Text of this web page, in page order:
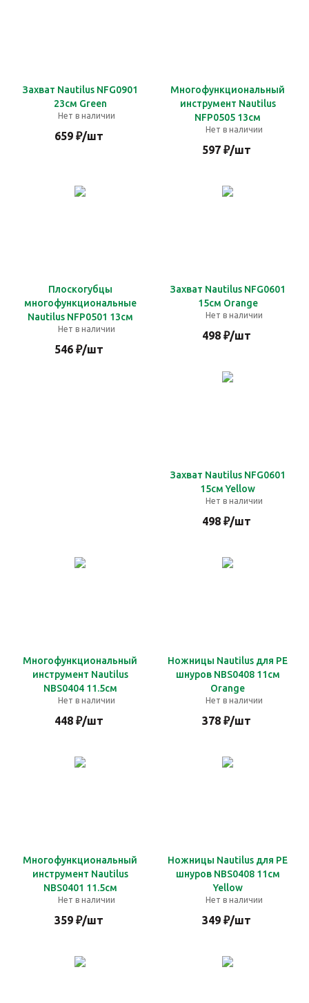
Захват Nautilus NFG0901
23см Green
Нет в наличии
659₽/шт
Многофункциональный
инструмент Nautilus
NFP0505 13см
Нет в наличии
597₽/шт
Плоскогубцы
многофункциональные
Nautilus NFP0501 13см
Нет в наличии
546₽/шт
Захват Nautilus NFG0601
15см Orange
Нет в наличии
498₽/шт
Захват Nautilus NFG0601
15см Yellow
Нет в наличии
498₽/шт
Многофункциональный
инструмент Nautilus
NBS0404 11.5см
Нет в наличии
448₽/шт
Ножницы Nautilus для PE
шнуров NBS0408 11см
Orange
Нет в наличии
378₽/шт
Многофункциональный
инструмент Nautilus
NBS0401 11.5см
Нет в наличии
359₽/шт
Ножницы Nautilus для PE
шнуров NBS0408 11см
Yellow
Нет в наличии
349₽/шт